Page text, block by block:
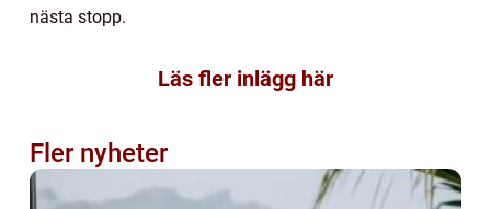
nästa stopp.
Läs fler inlägg här
Fler nyheter